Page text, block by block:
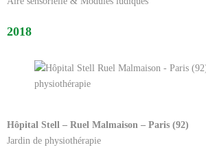
2018
Hôpital Stell – Ruel Malmaison – Paris (92)
Jardin de physiothérapie